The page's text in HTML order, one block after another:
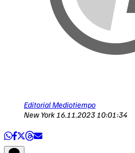
Editorial Mediotiempo
New York 16.11.2023 10:01:34